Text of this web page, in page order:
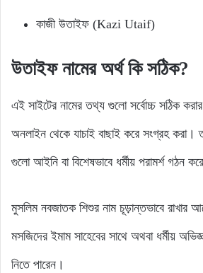
কাজী উতাইফ (Kazi Utaif)
উতাইফ নামের অর্থ কি সঠিক?
এই সাইটের নামের তথ্য গুলো সর্বোচ্চ সঠিক করার
অনলাইন থেকে যাচাই বাছাই করে সংগ্রহ করা।
গুলো আইনি বা বিশেষভাবে ধর্মীয় পরামর্শ গঠন
মুসলিম নবজাতক শিশুর নাম চূড়ান্তভাবে রাখার
মসজিদের ইমাম সাহেবের সাথে অথবা ধর্মীয়
নিতে পারেন।